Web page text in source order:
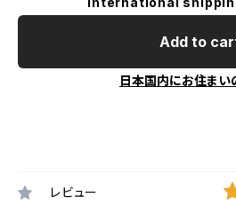
Add to
日本国内にお住まい
レビュー